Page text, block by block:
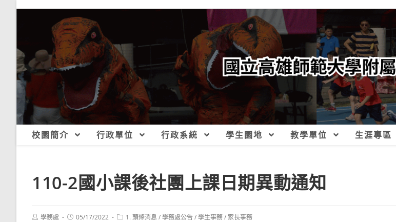
校園簡介 行政單位 行政系統 學生園地 教學單位 生涯專區
110-2國小課後社團上課日期異動通知
Post學務處
Post05/17/2022
Post1. 頭條消息 /學務處公告/學生事務/ 家長事務